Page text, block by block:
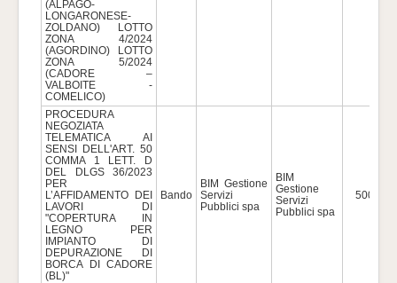
(ALPAGO-
LONGARONESE-
ZOLDANO) LOTTO
ZONA 4/2024
(AGORDINO) LOTTO
ZONA 5/2024
(CADORE –
VALBOITE -
COMELICO)
PROCEDURA
NEGOZIATA
TELEMATICA AI
SENSI DELL'ART. 50
COMMA 1 LETT. D
DEL DLGS 36/2023
PER
L’AFFIDAMENTO DEI
LAVORI DI
"COPERTURA IN
LEGNO PER
IMPIANTO DI
DEPURAZIONE DI
BORCA DI CADORE
(BL)"
Bando
BIM Gestione
Servizi
Pubblici spa
BIM
Gestione
Servizi
Pubblici spa